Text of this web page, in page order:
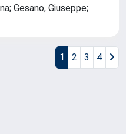
Gesano, Giuseppe;
1 2 3 4